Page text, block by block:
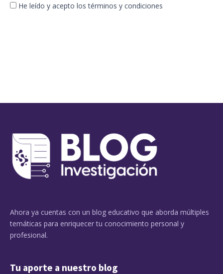
He leído y acepto los términos y condiciones
Ahora ya cuentas con un blog educativo que aborda múltiples
temáticas para enriquecer tu conocimiento personal y
profesional.
Tu aporte a nuestro blog